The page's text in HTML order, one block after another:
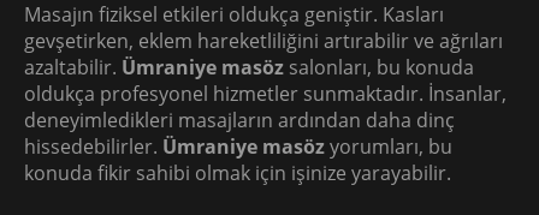
Masajın fiziksel etkileri oldukça geniştir. Kasları
gevşetirken, eklem hareketliliğini artırabilir ve ağrıları
azaltabilir. Ümraniye masöz salonları, bu konuda
oldukça profesyonel hizmetler sunmaktadır. İnsanlar,
deneyimledikleri masajların ardından daha dinç
hissedebilirler. Ümraniye masözyorumları, bu
konuda fikir sahibi olmak için işinize yarayabilir.